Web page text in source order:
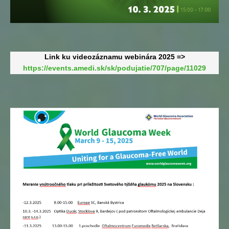
Link ku videozáznamu webinára 2025 =>
https://events.amedi.sk/sk/podujatie/707/page/11029